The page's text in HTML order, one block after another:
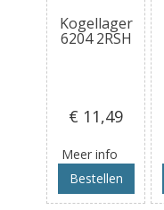
Kogellager
6204 2RSH
€ 11,49
Meer info
Bestellen